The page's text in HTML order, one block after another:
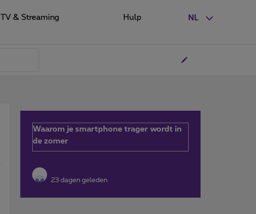
NL
TV & Streaming Hulp
Waarom je smartphone trager wordt in
de zomer
23 dagen geleden